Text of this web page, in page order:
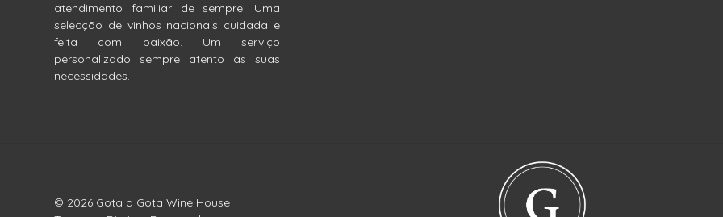
atendimento familiar de sempre. Uma
selecção de vinhos nacionais cuidada e
feita com paixão. Um serviço
personalizado sempre atento às suas
necessidades.
© 2026 Gota a Gota Wine House